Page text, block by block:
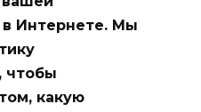
Интернете. Мы
чтобы
какую